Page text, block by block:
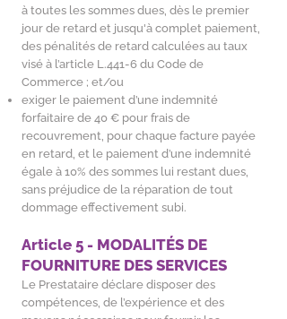
à toutes les sommes dues, dès le premier
jour de retard et jusqu'à complet paiement,
des pénalités de retard calculées au taux
visé à l’article L.441-6 du Code de
Commerce ; et/ou
exiger le paiement d’une indemnité
forfaitaire de 40 € pour frais de
recouvrement, pour chaque facture payée
en retard, et le paiement d’une indemnité
égale à 10% des sommes lui restant dues,
sans préjudice de la réparation de tout
dommage effectivement subi.
Article 5 - MODALITÉS DE
FOURNITURE DES SERVICES
Le Prestataire déclare disposer des
compétences, de l’expérience et des